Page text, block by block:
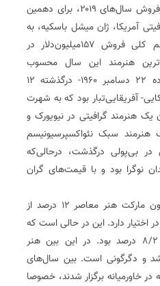
در صدر فهرست ۵٠٠ هنرمند پرفروش سال‌های ۲۰۱۹، برای دهمین
آمریکا، ژان میشل باسکیه، به
چشم می‌خورد. باسکیه با حجم کلی فروش ۱۵۷میلیون‌دلار در
هنرمند این سال محسوب
می‌شود. ژان میشل باسکیه‌ زاده ۲۲ دسامبر ۱۹۶۰- درگذشته ۱۲
آمریکایی- آفریقایی‌تبار بود که به شهرت
یک هنرمند گرافیتی در نیویورک و
به‌عنوان یک هنرمند سبک نئواکسپرسیونیسم
او در ۲۷ سالگی در بی‌پولی درگذشت، درحالی‌که
نوگرا بود و با قیمت‌های گران
بنا بر گزارش آرت‌پرایس هم‌اکنون مارکت هنر معاصر ۱۲ درصد از
اختیار دارد. این در حالی است که
این درصد در سال ۲۰۰۰ تنها ۸/۲ درصد بود. در این بین هنر
و دگرگونی است. بین سال‌های
که در خاورمیانه برگزار شدند، خصوصا